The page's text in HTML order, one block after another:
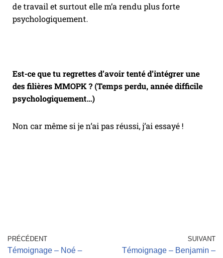
de travail et surtout elle m’a rendu plus forte
psychologiquement.
Est-ce que tu regrettes d’avoir tenté d’intégrer une
des filières MMOPK ? (Temps perdu, année difficile
psychologiquement…)
Non car même si je n’ai pas réussi, j’ai essayé !
PRÉCÉDENT
Témoignage – Noé –
SUIVANT
Témoignage – Benjamin –